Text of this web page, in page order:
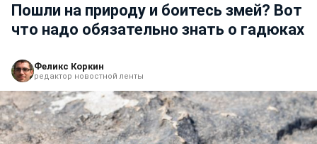
Пошли на природу и боитесь змей? Вот
что надо обязательно знать о гадюках
Феликс Коркин
редактор новостной ленты